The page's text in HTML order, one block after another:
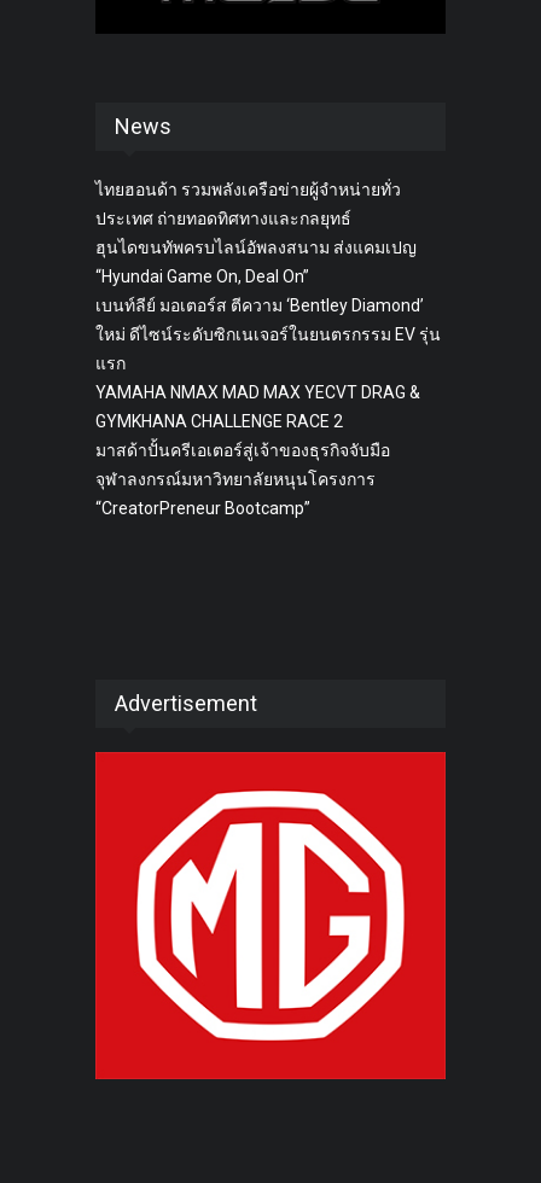
News
ไทยฮอนด้า รวมพลังเครือข่ายผู้จำหน่ายทั่ว
ประเทศ ถ่ายทอดทิศทางและกลยุทธ์
ฮุนไดขนทัพครบไลน์อัพลงสนาม ส่งแคมเปญ
“Hyundai Game On, Deal On”
เบนท์ลีย์ มอเตอร์ส ตีความ ‘Bentley Diamond’
ใหม่ ดีไซน์ระดับซิกเนเจอร์ในยนตรกรรม EV รุ่น
แรก
YAMAHA NMAX MAD MAX YECVT DRAG &
GYMKHANA CHALLENGE RACE 2
มาสด้าปั้นครีเอเตอร์สู่เจ้าของธุรกิจจับมือ
จุฬาลงกรณ์มหาวิทยาลัยหนุนโครงการ
“CreatorPreneur Bootcamp”
Advertisement